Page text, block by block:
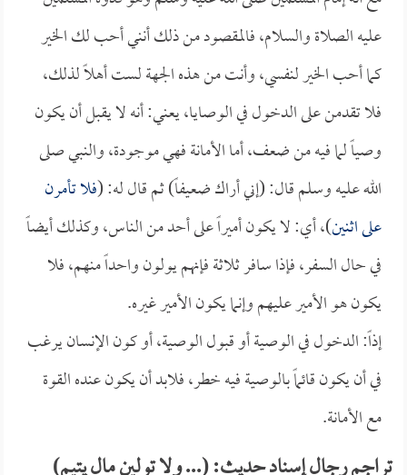
عليه الصلاة والسلام، فالمقصود من ذلك أنني أحب لك الخير
كما أحب الخير لنفسي، وأنت من هذه الجهة لست أهلاً لذلك،
فلا تقدمن على الدخول في الوصايا، يعني: أنه لا يقبل أن يكون
وصياً لما فيه من ضعف، أما الأمانة فهي موجودة، والنبي صلى
الله عليه وسلم قال: (إني أراك ضعيفاً) ثم قال له: (فلا تأمرن
على اثنين)، أي: لا يكون أميراً على أحد من الناس، وكذلك أيضاً
في حال السفر، فإذا سافر ثلاثة فإنهم يولون واحداً منهم، فلا
يكون هو الأمير عليهم وإنما يكون الأمير غيره.
إذاً: الدخول في الوصية أو قبول الوصية، أو كون الإنسان يرغب
في أن يكون قائماً بالوصية فيه خطر، فلابد أن يكون عنده القوة
مع الأمانة.